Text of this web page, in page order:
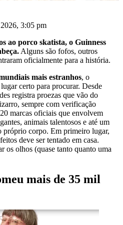
3:05 pm
ao porco skatista, o Guinness
Alguns são fofos, outros
oficialmente para a história.
mais estranhos, o
certo para procurar. Desde
registra proezas que vão do
sempre com verificação
marcas oficiais que envolvem
animais talentosos e até um
próprio corpo. Em primeiro lugar,
deve ser tentado em casa.
os olhos (quase tanto quanto uma
mais de 35 mil